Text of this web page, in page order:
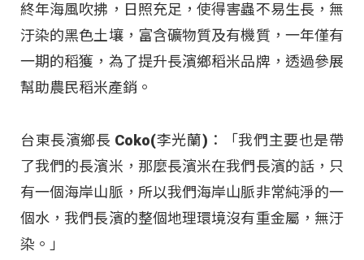
終年海風吹拂，日照充足，使得害蟲不易生長，無
汙染的黑色土壤，富含礦物質及有機質，一年僅有
一期的稻獲，為了提升長濱鄉稻米品牌，透過參展
幫助農民稻米產銷。
台東長濱鄉長 Coko(李光蘭)：「我們主要也是帶
了我們的長濱米，那麼長濱米在我們長濱的話，只
有一個海岸山脈，所以我們海岸山脈非常純淨的一
個水，我們長濱的整個地理環境沒有重金屬，無汙
染。」